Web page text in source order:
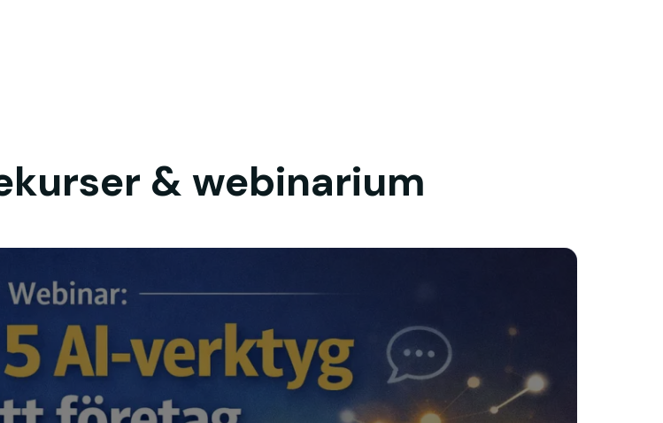
& webinarium